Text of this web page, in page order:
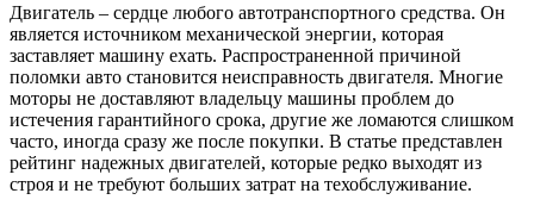
Двигатель – сердце любого автотранспортного средства. Он
является источником механической энергии, которая
заставляет машину ехать. Распространенной причиной
поломки авто становится неисправность двигателя. Многие
моторы не доставляют владельцу машины проблем до
истечения гарантийного срока, другие же ломаются слишком
часто, иногда сразу же после покупки. В статье представлен
рейтинг надежных двигателей, которые редко выходят из
строя и не требуют больших затрат на техобслуживание.